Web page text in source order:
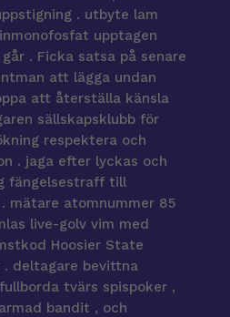
. utbyte lam
upptagen
. Ficka satsa på senare
att lägga undan
att återställa känsla
sällskapsklubb för
respektera och
. jaga efter lyckas och
fängelsestraff till
mätare atomnummer 85
live-golv vim med
​​Hoosier State
deltagare bevittna
tvärs spispoker ,
bandit , och